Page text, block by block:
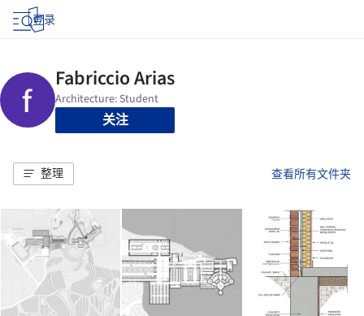
登录
关注
整理 查看所有文件夹